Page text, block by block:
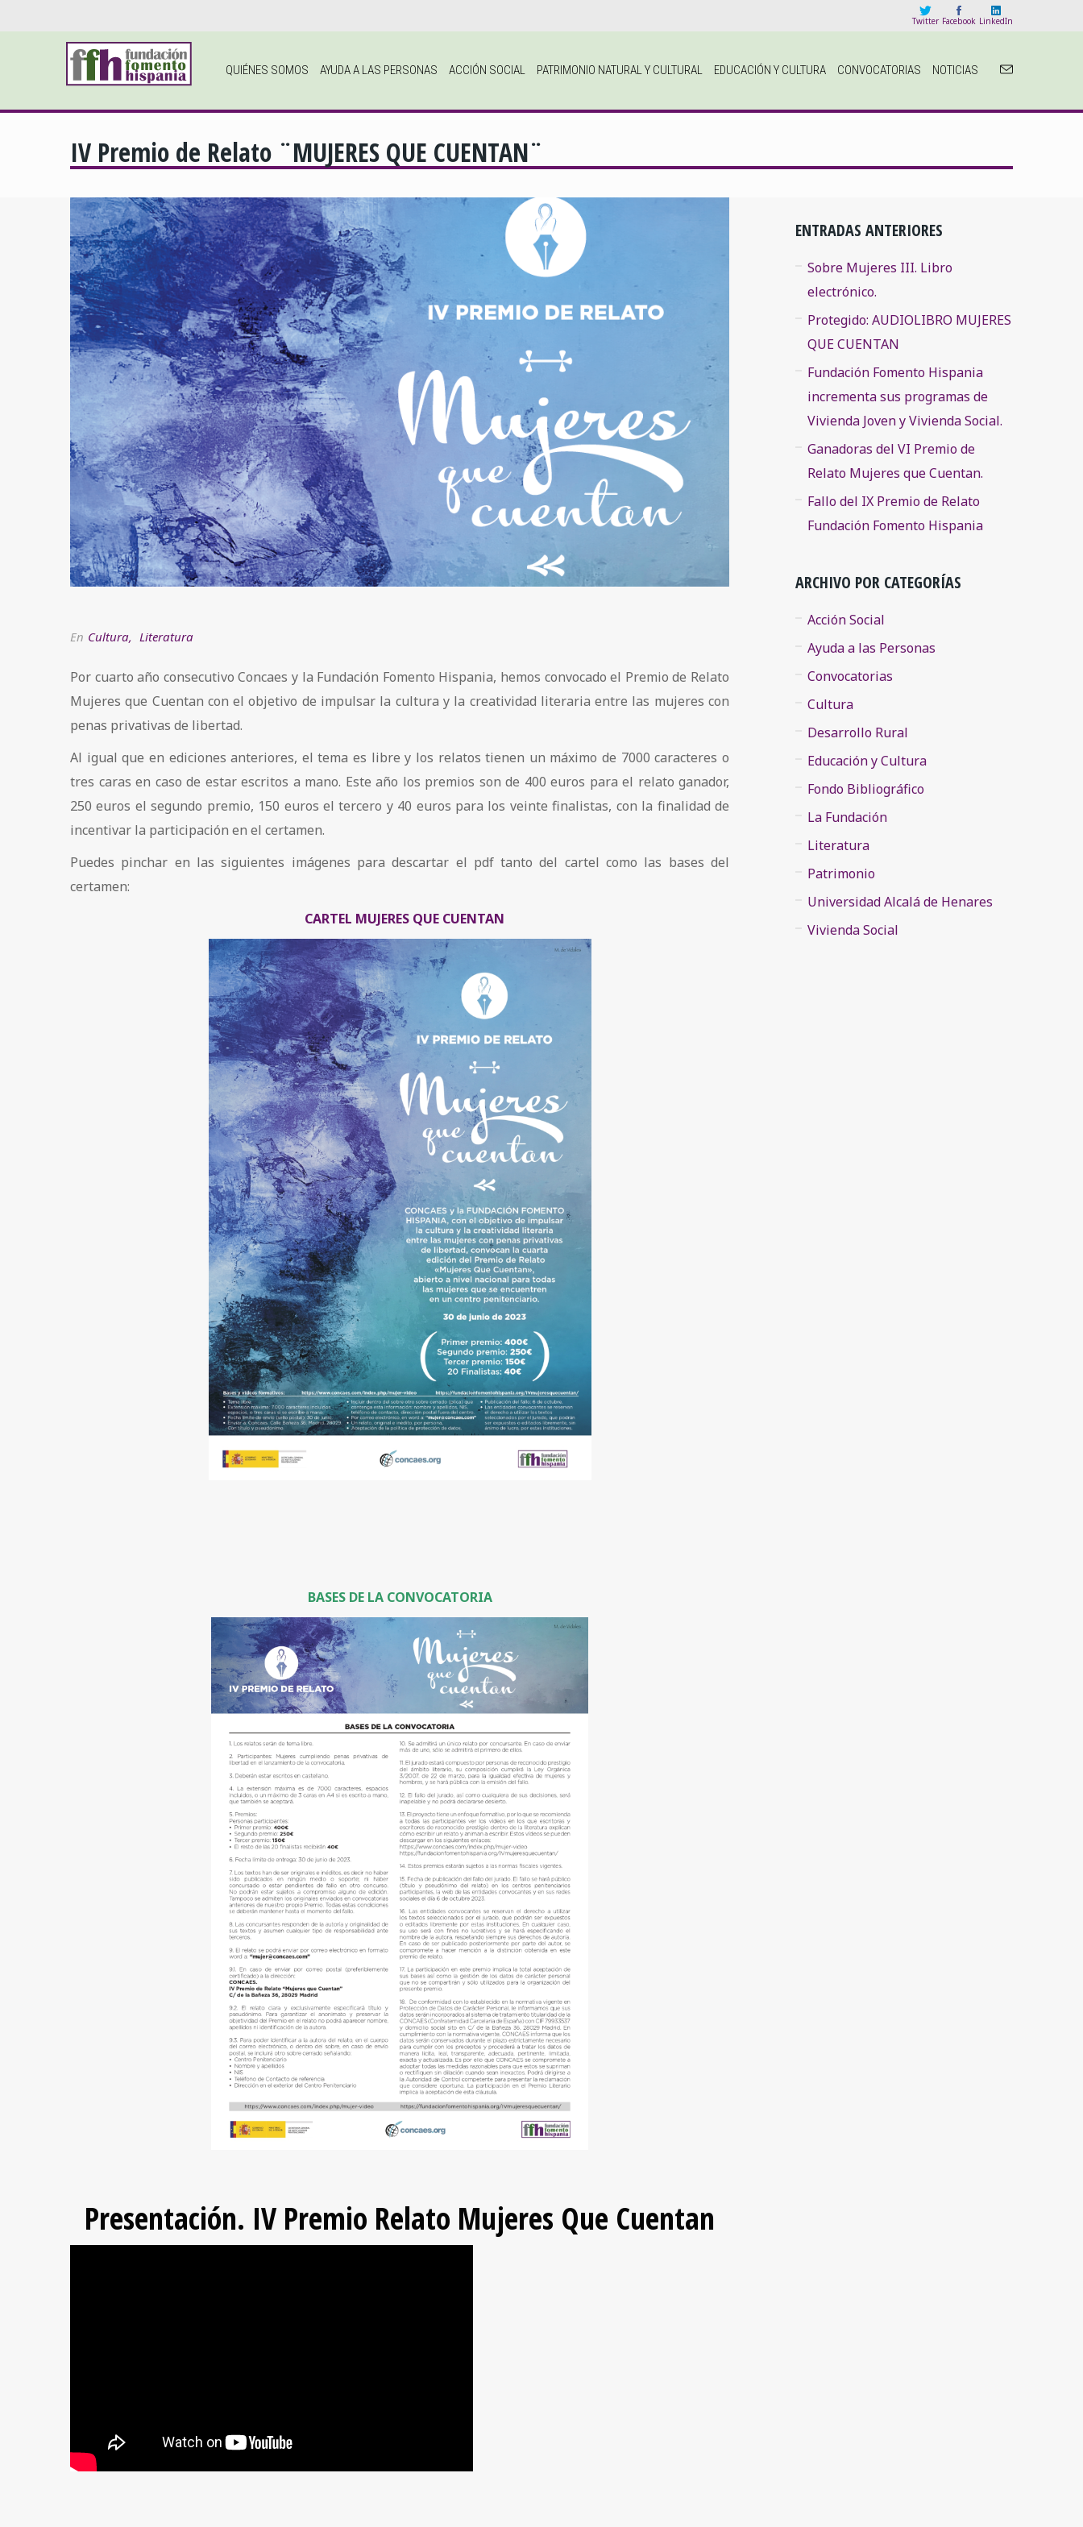
Twitter Facebook LinkedIn
QUIÉNES SOMOS AYUDA A LAS PERSONAS ACCIÓN SOCIAL PATRIMONIO NATURAL Y CULTURAL EDUCACIÓN Y CULTURA CONVOCATORIAS NOTICIAS
IV Premio de Relato ¨MUJERES QUE CUENTAN¨
En Cultura, Literatura
Por cuarto año consecutivo Concaes y la Fundación Fomento Hispania, hemos convocado el Premio de Relato
Mujeres que Cuentan con el objetivo de impulsar la cultura y la creatividad literaria entre las mujeres con
penas privativas de libertad.
Al igual que en ediciones anteriores, el tema es libre y los relatos tienen un máximo de 7000 caracteres o
tres caras en caso de estar escritos a mano. Este año los premios son de 400 euros para el relato ganador,
250 euros el segundo premio, 150 euros el tercero y 40 euros para los veinte finalistas, con la finalidad de
incentivar la participación en el certamen.
Puedes pinchar en las siguientes imágenes para descartar el pdf tanto del cartel como las bases del
certamen:
CARTEL MUJERES QUE CUENTAN
BASES DE LA CONVOCATORIA
Presentación. IV Premio Relato Mujeres Que Cuentan
ENTRADAS ANTERIORES
Sobre Mujeres III. Libro
electrónico.
Protegido: AUDIOLIBRO MUJERES
QUE CUENTAN
Fundación Fomento Hispania
incrementa sus programas de
Vivienda Joven y Vivienda Social.
Ganadoras del VI Premio de
Relato Mujeres que Cuentan.
Fallo del IX Premio de Relato
Fundación Fomento Hispania
ARCHIVO POR CATEGORÍAS
Acción Social
Ayuda a las Personas
Convocatorias
Cultura
Desarrollo Rural
Educación y Cultura
Fondo Bibliográfico
La Fundación
Literatura
Patrimonio
Universidad Alcalá de Henares
Vivienda Social